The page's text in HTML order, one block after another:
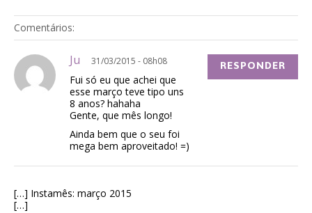
Comentários:
Ju 31/03/2015 - 08h08
Fui só eu que achei que
esse março teve tipo uns
8 anos? hahaha
Gente, que mês longo!
Ainda bem que o seu foi
mega bem aproveitado! =)
RESPONDER
[…] Instamês: março 2015
[…]